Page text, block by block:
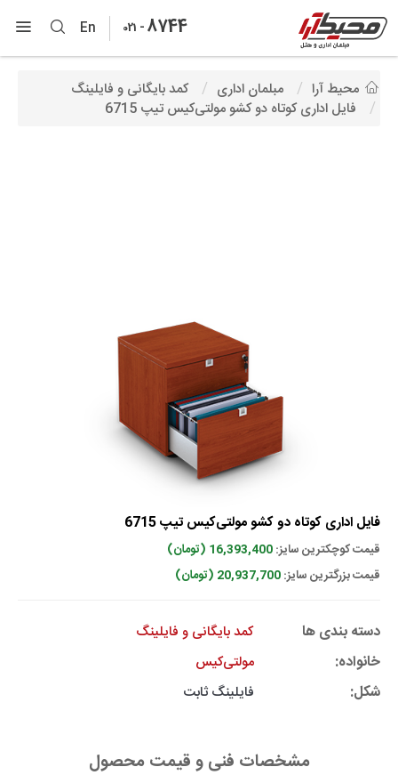
En 021 -8744
محیط آرا مبلمان اداری
کمد بایگانی و فایلینگ
فایل اداری کوتاه دو کشو مولتی‌کیس تیپ 6715
فایل اداری کوتاه دو کشو مولتی‌کیس تیپ 6715
قیمت کوچکترین سایز:16,393,400 (تومان)
قیمت بزرگترین سایز:20,937,700 (تومان)
دسته بندی ها کمد بایگانی و فایلینگ
خانواده: مولتی‌کیس
شکل: فایلینگ ثابت
مشخصات فنی و قیمت محصول